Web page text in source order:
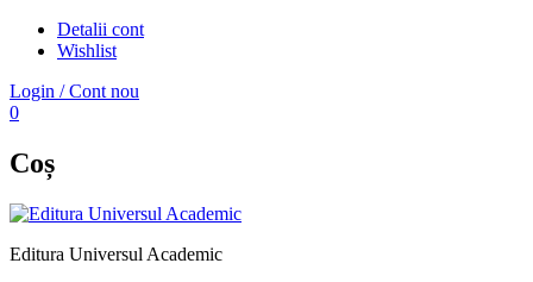
Detalii cont
Wishlist
Login / Cont nou
0
Coș
Editura Universul Academic